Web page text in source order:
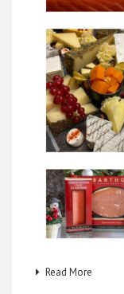
Read More